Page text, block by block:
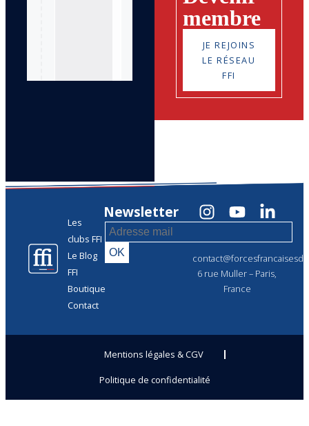
membre
JE REJOINS
LE RÉSEAU
FFI
Les
clubs FFI
Le Blog
FFI
Boutique
Contact
6 rue Muller – Paris,
France
Newsletter
Mentions légales & CGV
Politique de confidentialité